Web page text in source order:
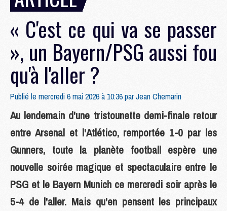
« C'est ce qui va se passer
», un Bayern/PSG aussi fou
qu'à l'aller ?
Publié le mercredi 6 mai 2026 à 10:36 parJean Chemarin
Au lendemain d'une tristounette demi-finale retour
entre Arsenal et l'Atlético, remportée 1-0 par les
Gunners, toute la planète football espère une
nouvelle soirée magique et spectaculaire entre le
PSG et le Bayern Munich ce mercredi soir après le
5-4 de l'aller. Mais qu'en pensent les principaux